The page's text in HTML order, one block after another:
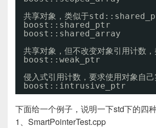
共享对象，类似于
boost::shared_ptr
boost::shared_array
共享对象，但不改变对象引用计
boost::weak_ptr
侵入式引用计数，要求使用对象自
boost::intrusive_ptr
下面给一个例子，说明一下std下的四种
1、SmartPointerTest.cpp